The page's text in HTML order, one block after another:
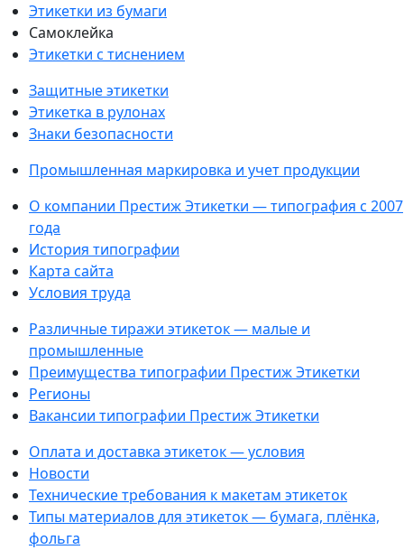
Этикетки из бумаги
Самоклейка
Этикетки с тиснением
Защитные этикетки
Этикетка в рулонах
Знаки безопасности
Промышленная маркировка и учет продукции
О компании Престиж Этикетки — типография с 2007
года
История типографии
Карта сайта
Условия труда
Различные тиражи этикеток — малые и
промышленные
Преимущества типографии Престиж Этикетки
Регионы
Вакансии типографии Престиж Этикетки
Оплата и доставка этикеток — условия
Новости
Технические требования к макетам этикеток
Типы материалов для этикеток — бумага, плёнка,
фольга